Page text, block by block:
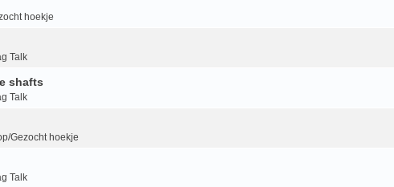
hoekje
Talk
shafts
Talk
Gezocht hoekje
Talk